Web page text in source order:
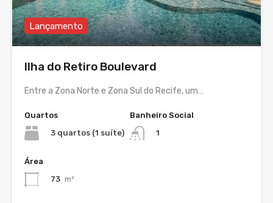
Lançamento
Ilha do Retiro Boulevard
Entre a Zona Norte e Zona Sul do Recife, um…
Quartos
3 quartos (1 suíte)
Banheiro Social
1
Área
73 m²